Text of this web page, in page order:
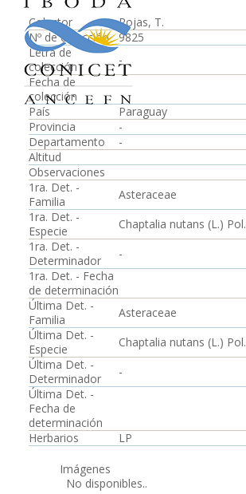
Colector
Rojas, T.
Nº de colección
9825
Letra de
colección
-
Fecha de
colección
País
Paraguay
Provincia
-
Departamento
-
Altitud
Observaciones
1ra. Det. -
Familia
Asteraceae
1ra. Det. -
Especie
Chaptalia nutans (L.) Pol.
1ra. Det. -
Determinador
-
1ra. Det. - Fecha
de determinación
Última Det. -
Familia
Asteraceae
Última Det. -
Especie
Chaptalia nutans (L.) Pol.
Última Det. -
Determinador
-
Última Det. -
Fecha de
determinación
Herbarios
LP
Imágenes
No disponibles..